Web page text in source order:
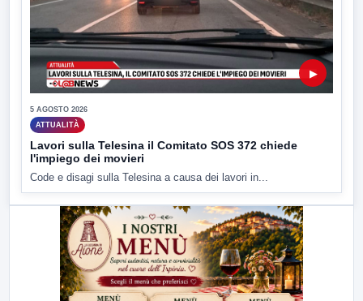
▶
5 AGOSTO 2026
ATTUALITÀ
Lavori sulla Telesina il Comitato SOS 372 chiede
l'impiego dei movieri
Code e disagi sulla Telesina a causa dei lavori in...